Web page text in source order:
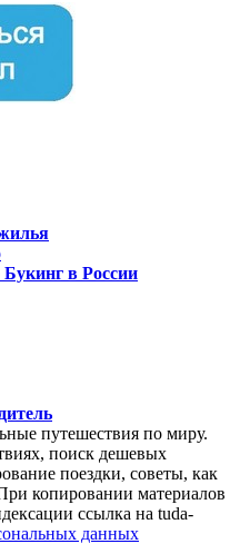
Букинг в России
путешествия по миру.
поиск дешевых
поездки, советы, как
копировании материалов
ссылка на tuda-
данных